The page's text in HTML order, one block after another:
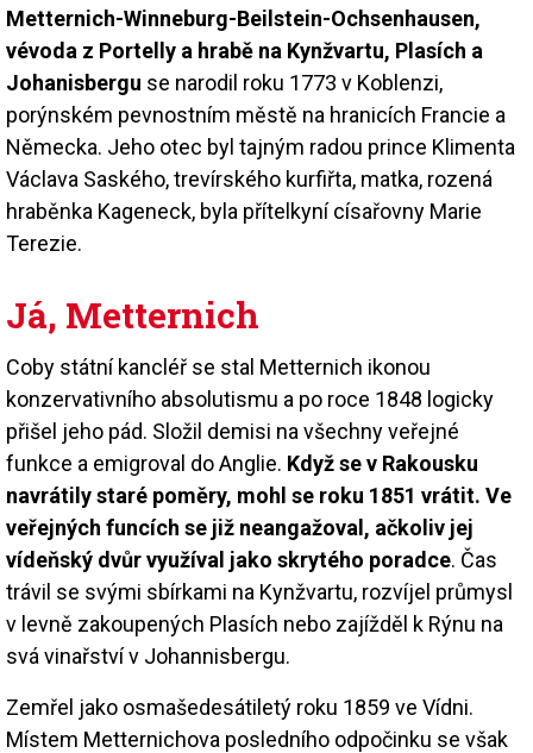
Metternich-Winneburg-Beilstein-Ochsenhausen,
vévoda z Portelly a hrabě na Kynžvartu, Plasích a
Johanisbergu se narodil roku 1773 v Koblenzi,
porýnském pevnostním městě na hranicích Francie a
Německa. Jeho otec byl tajným radou prince Klimenta
Václava Saského, trevírského kurfiřta, matka, rozená
hraběnka Kageneck, byla přítelkyní císařovny Marie
Terezie.
Já, Metternich
Coby státní kancléř se stal Metternich ikonou
konzervativního absolutismu a po roce 1848 logicky
přišel jeho pád. Složil demisi na všechny veřejné
funkce a emigroval do Anglie. Když se v Rakousku
navrátily staré poměry, mohl se roku 1851 vrátit. Ve
veřejných funcích se již neangažoval, ačkoliv jej
vídeňský dvůr využíval jako skrytého poradce. Čas
trávil se svými sbírkami na Kynžvartu, rozvíjel průmysl
v levně zakoupených Plasích nebo zajížděl k Rýnu na
svá vinařství v Johannisbergu.
Zemřel jako osmašedesátiletý roku 1859 ve Vídni.
Místem Metternichova posledního odpočinku se však